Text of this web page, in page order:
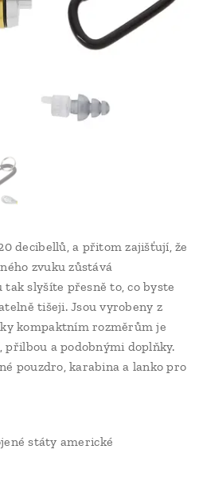
decibellů, a přitom zajišťují, že
zvuku zůstává
tak slyšíte přesně to, co byste
tišeji. Jsou vyrobeny z
kompaktním rozměrům je
přilbou a podobnými doplňky.
pouzdro, karabina a lanko pro
státy americké